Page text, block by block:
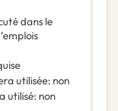
dans le
utilisée: non
utilisé: non